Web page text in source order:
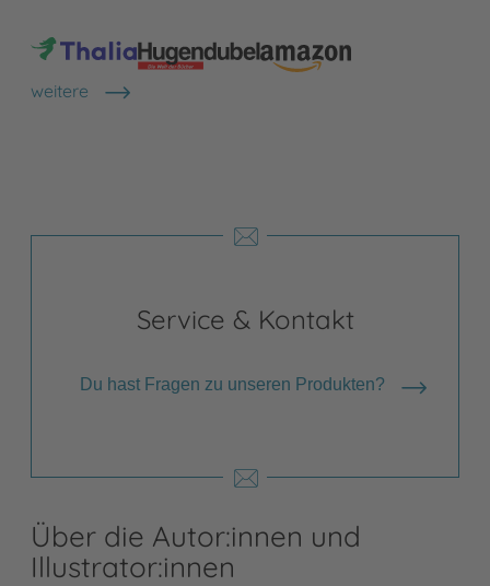
weitere
Shops anzeigen
Service & Kontakt
Du hast Fragen zu unseren Produkten?
Über die Autor:innen und
Illustrator:innen